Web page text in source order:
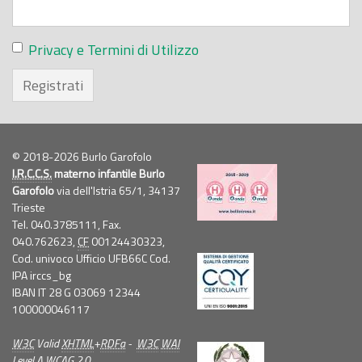
Privacy e Termini di Utilizzo
Registrati
© 2018-2026 Burlo Garofolo
I.R.C.C.S.materno infantile Burlo
Garofolovia dell'Istria 65/1, 34137
Trieste
Tel. 040.3785111, Fax.
040.762623, CF00124430323,
Cod. univoco Ufficio UFB66C Cod.
IPA irccs_bg
IBAN IT 28 G 03069 12344
100000046117
W3CValidXHTML+RDFa- W3C WAI